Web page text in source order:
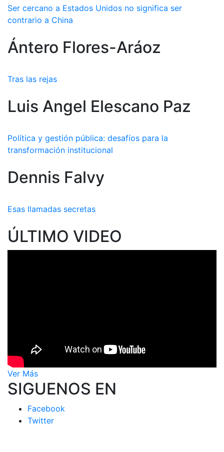
Ser cercano a Estados Unidos no significa ser
contrario a China
Ántero Flores-Aráoz
Tras las rejas
Luis Angel Elescano Paz
Política y gestión pública: desafíos para la
transformación institucional
Dennis Falvy
Esas llamadas secretas
ÚLTIMO VIDEO
Ver Más
SIGUENOS EN
Facebook
Twitter